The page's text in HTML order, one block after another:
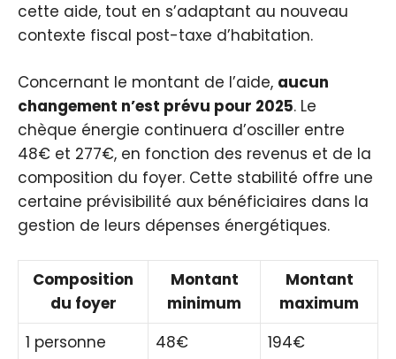
cette aide, tout en s’adaptant au nouveau
contexte fiscal post-taxe d’habitation.
Concernant le montant de l’aide, aucun
changement n’est prévu pour 2025. Le
chèque énergie continuera d’osciller entre
48€ et 277€, en fonction des revenus et de la
composition du foyer. Cette stabilité offre une
certaine prévisibilité aux bénéficiaires dans la
gestion de leurs dépenses énergétiques.
Composition
du foyer
Montant
minimum
Montant
maximum
1 personne
48€
194€